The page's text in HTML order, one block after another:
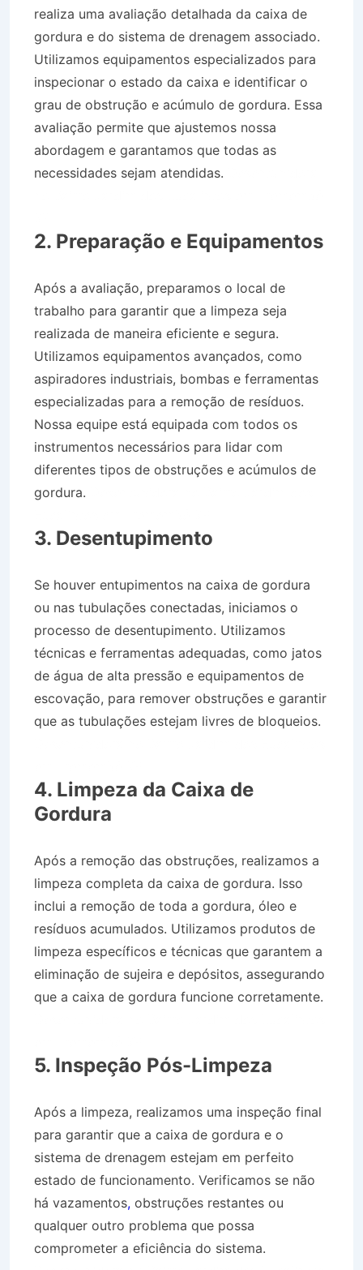
realiza uma avaliação detalhada da caixa de
gordura e do sistema de drenagem associado.
Utilizamos equipamentos especializados para
inspecionar o estado da caixa e identificar o
grau de obstrução e acúmulo de gordura. Essa
avaliação permite que ajustemos nossa
abordagem e garantamos que todas as
necessidades sejam atendidas.
2. Preparação e Equipamentos
Após a avaliação, preparamos o local de
trabalho para garantir que a limpeza seja
realizada de maneira eficiente e segura.
Utilizamos equipamentos avançados, como
aspiradores industriais, bombas e ferramentas
especializadas para a remoção de resíduos.
Nossa equipe está equipada com todos os
instrumentos necessários para lidar com
diferentes tipos de obstruções e acúmulos de
gordura.
3. Desentupimento
Se houver entupimentos na caixa de gordura
ou nas tubulações conectadas, iniciamos o
processo de desentupimento. Utilizamos
técnicas e ferramentas adequadas, como jatos
de água de alta pressão e equipamentos de
escovação, para remover obstruções e garantir
que as tubulações estejam livres de bloqueios.
4. Limpeza da Caixa de
Gordura
Após a remoção das obstruções, realizamos a
limpeza completa da caixa de gordura. Isso
inclui a remoção de toda a gordura, óleo e
resíduos acumulados. Utilizamos produtos de
limpeza específicos e técnicas que garantem a
eliminação de sujeira e depósitos, assegurando
que a caixa de gordura funcione corretamente.
5. Inspeção Pós-Limpeza
Após a limpeza, realizamos uma inspeção final
para garantir que a caixa de gordura e o
sistema de drenagem estejam em perfeito
estado de funcionamento. Verificamos se não
há vazamentos, obstruções restantes ou
qualquer outro problema que possa
comprometer a eficiência do sistema.